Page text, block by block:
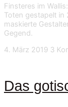
Finsteres im
Toten gestapelt in
maskierte
Gegend.
4. März 2019 3
Das